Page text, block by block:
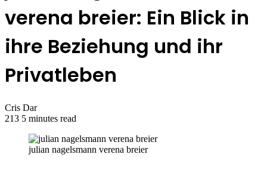
verena breier: Ein Blick in
ihre Beziehung und ihr
Privatleben
Cris Dar
213 5 minutes read
julian nagelsmann verena breier